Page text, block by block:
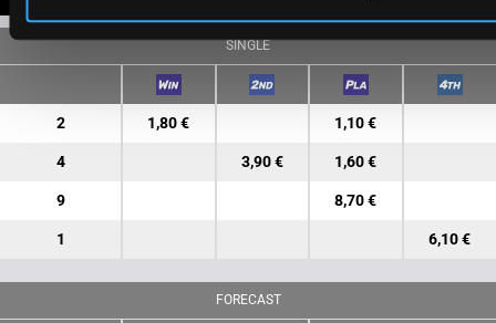
SINGLE
2 1,80 € 1,10 €
4 3,90 € 1,60 €
9 8,70 €
1 6,10 €
FORECAST